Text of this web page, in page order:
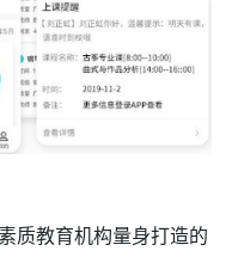
质教育机构量身打造的